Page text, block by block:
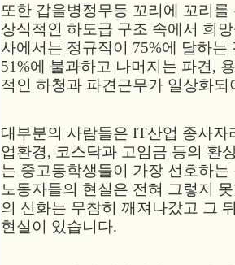
또한 갑을병정무등 꼬리에 꼬리
상식적인 하도급 구조 속에서 희
사에서는 정규직이 75%에 달하
51%에 불과하고 나머지는 파견,
적인 하청과 파견근무가 일상화되
대부분의 사람들은 IT산업 종사
업환경, 코스닥과 고임금 등의 환
는 중고등학생들이 가장 선호하
노동자들의 현실은 전혀 그렇지
의 신화는 무참히 깨져나갔고 그
현실이 있습니다.